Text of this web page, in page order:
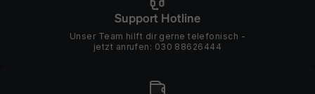
Support Hotline
Unser Team hilft dir gerne telefonisch -
jetzt anrufen: 030 88626444